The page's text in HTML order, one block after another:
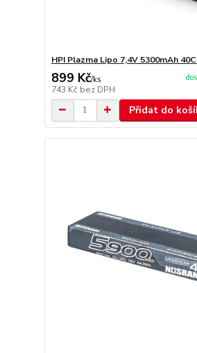
HPI Plazma Lipo 7,4V 5300mAh
899 Kč/ks
743 Kč bez DPH
Přidat do